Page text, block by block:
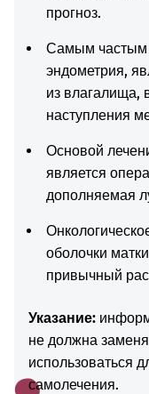
прогноз.
Самым частым
эндометрия,
из влагалища,
наступления
Основой
является
дополняемая
оболочки
привычный
Указание:
не должна
использоваться
самолечения.